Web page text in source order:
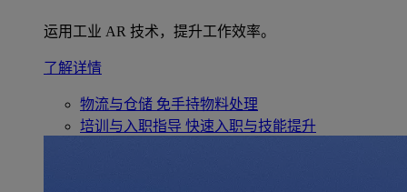
运用工业 AR 技术，提升工作效率。
了解详情
物流与仓储 免手持物料处理
培训与入职指导 快速入职与技能提升